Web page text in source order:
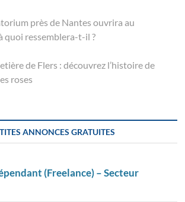
près de Nantes ouvrira au
quoi ressemblera-t-il ?
de Flers : découvrez l’histoire de
roses
ANNONCES GRATUITES
(Freelance) – Secteur